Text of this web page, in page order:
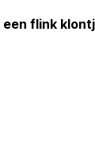
een flink